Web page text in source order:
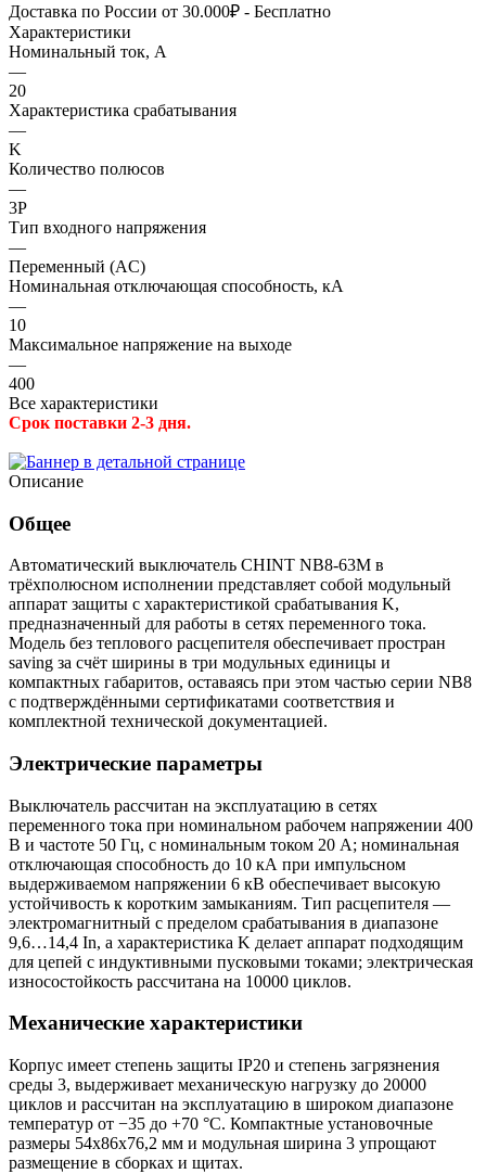
Доставка по России от 30.000₽ - Бесплатно
Характеристики
Номинальный ток, А
—
20
Характеристика срабатывания
—
K
Количество полюсов
—
3P
Тип входного напряжения
—
Переменный (AC)
Номинальная отключающая способность, кА
—
10
Максимальное напряжение на выходе
—
400
Все характеристики
Срок поставки 2-3 дня.
Описание
Общее
Автоматический выключатель CHINT NB8-63M в
трёхполюсном исполнении представляет собой модульный
аппарат защиты с характеристикой срабатывания K,
предназначенный для работы в сетях переменного тока.
Модель без теплового расцепителя обеспечивает простран
saving за счёт ширины в три модульных единицы и
компактных габаритов, оставаясь при этом частью серии NB8
с подтверждёнными сертификатами соответствия и
комплектной технической документацией.
Электрические параметры
Выключатель рассчитан на эксплуатацию в сетях
переменного тока при номинальном рабочем напряжении 400
В и частоте 50 Гц, с номинальным током 20 А; номинальная
отключающая способность до 10 кА при импульсном
выдерживаемом напряжении 6 кВ обеспечивает высокую
устойчивость к коротким замыканиям. Тип расцепителя —
электромагнитный с пределом срабатывания в диапазоне
9,6…14,4 In, а характеристика K делает аппарат подходящим
для цепей с индуктивными пусковыми токами; электрическая
износостойкость рассчитана на 10000 циклов.
Механические характеристики
Корпус имеет степень защиты IP20 и степень загрязнения
среды 3, выдерживает механическую нагрузку до 20000
циклов и рассчитан на эксплуатацию в широком диапазоне
температур от −35 до +70 °C. Компактные установочные
размеры 54x86x76,2 мм и модульная ширина 3 упрощают
размещение в сборках и щитах.